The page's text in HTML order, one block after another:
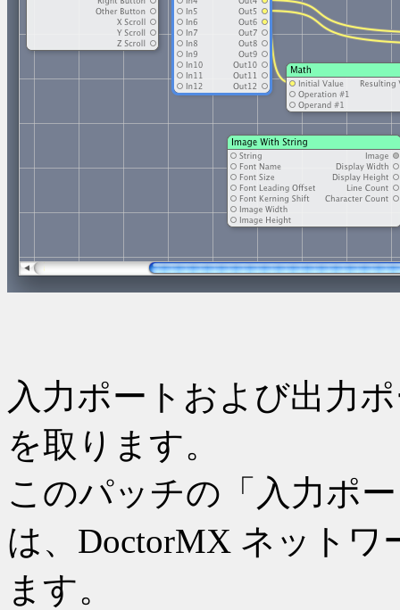
入力ポートおよび出力
を取ります。
このパッチの「入力ポ
は、DoctorMX ネット
ます。